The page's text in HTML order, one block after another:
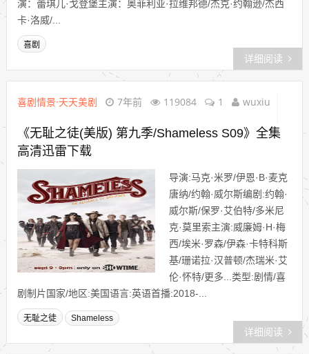
演：蕾琪儿·戈登堡主演：奥菲利亚·拉维邦德/杰克·约翰逊/杰西
卡·洛威/...
喜剧
详细阅读
喜剧情景·天天美剧 7年前 119084 1 wuxiu
《无耻之徒(美版) 第九季/Shameless S09》全集
高清迅雷下载
导演:马克·米罗/伊恩·B·麦克
唐纳/约翰·威尔斯编剧:约翰·
威尔斯/保罗·艾伯特/多米尼
克·莫里索主演:威廉姆·H·梅
西/埃米·罗森/伊森·卡特科斯
基/珊诺拉·汉普顿/杰瑞米·艾
伦·怀特/更多...类型:剧情/喜
剧制片国家/地区:美国语言:英语首播:2018-...
无耻之徒 Shameless
详细阅读